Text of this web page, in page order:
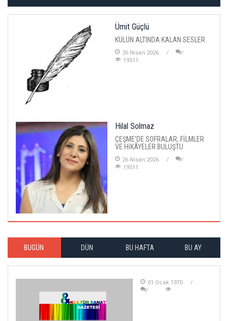
Ümit Güçlü
KÜLÜN ALTINDA KALAN SESLER
26 Nisan 2026
19511
Hilal Solmaz
ÇEŞME'DE SOFRALAR, FİLMLER
VE HİKÂYELER BULUŞTU
26 Nisan 2026
19511
BUGÜN DÜN BU HAFTA BU AY
01 Ocak 1970